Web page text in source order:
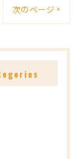
次のページ >